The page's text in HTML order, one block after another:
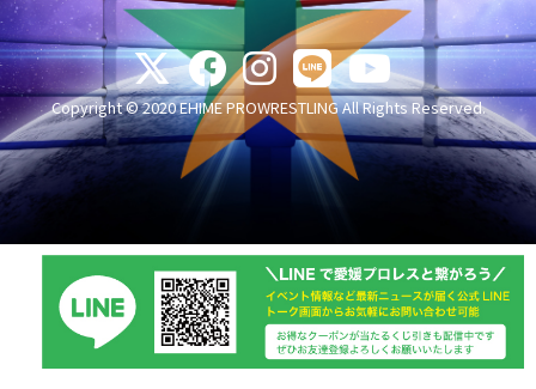
Copyright © 2020 EHIME PROWRESTLING All Rights Reserved.